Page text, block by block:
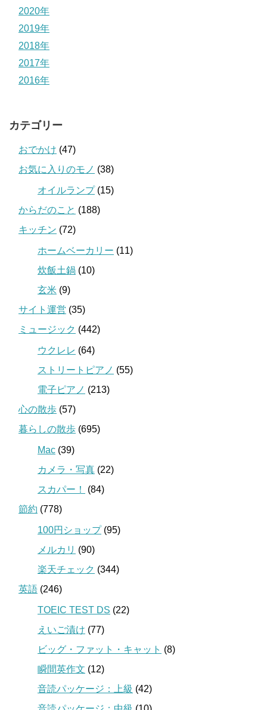
2020年
2019年
2018年
2017年
2016年
カテゴリー
おでかけ (47)
お気に入りのモノ (38)
オイルランプ(15)
からだのこと (188)
キッチン (72)
ホームベーカリー (11)
炊飯土鍋 (10)
玄米 (9)
サイト運営 (35)
ミュージック (442)
ウクレレ (64)
ストリートピアノ (55)
電子ピアノ (213)
心の散歩 (57)
暮らしの散歩 (695)
Mac (39)
カメラ・写真 (22)
スカパー！
(84)
節約 (778)
100円ショップ(95)
メルカリ (90)
楽天チェック (344)
英語 (246)
TOEIC TEST DS (22)
えいご漬け (77)
ビッグ・ファット・キャット (8)
瞬間英作文 (12)
音読パッケージ：上級 (42)